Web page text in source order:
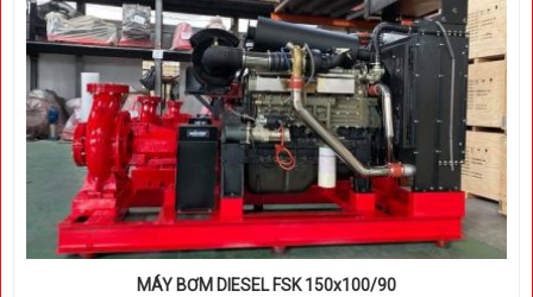
MÁY BƠM DIESEL FSK 150x100/90